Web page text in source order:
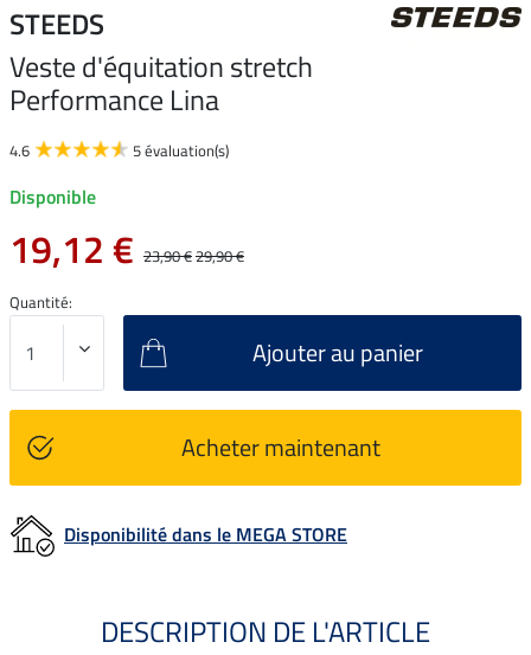
STEEDS
Veste d'équitation stretch
Performance Lina
4.6 5 évaluation(s)
Disponible
19,12 € 23,90 €29,90 €
Quantité:
Ajouter au panier
Acheter maintenant
Disponibilité dans le MEGA STORE
DESCRIPTION DE L'ARTICLE